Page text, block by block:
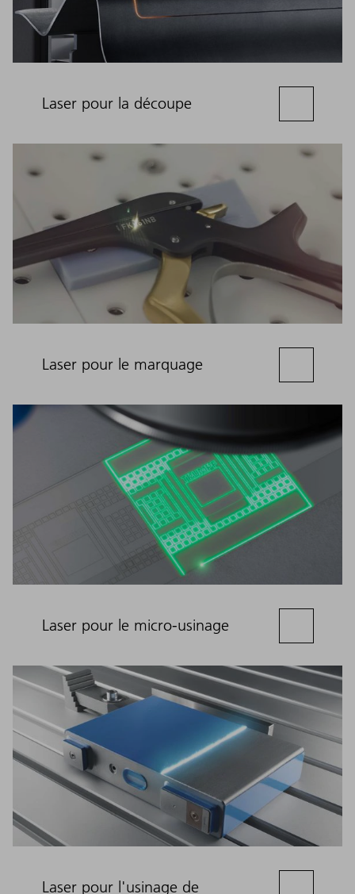
Laser pour la découpe
Laser pour le marquage
Laser pour le micro-usinage
Laser pour l'usinage de